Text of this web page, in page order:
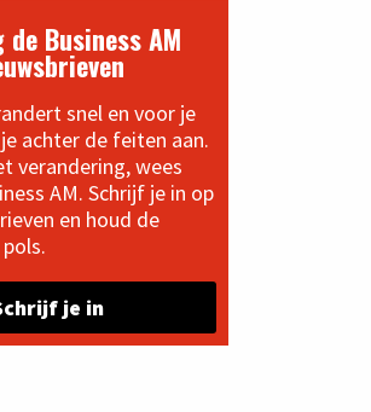
de Business AM
snel en voor je
achter de feiten aan.
verandering, wees
AM. Schrijf je in op
en houd de
je in